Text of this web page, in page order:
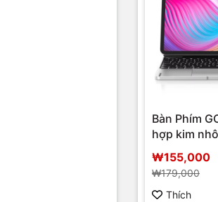
Bàn Phím
hợp kim
₩155,000
₩179,000
Thích